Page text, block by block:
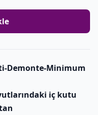
Demonte-Minimum
iç kutu